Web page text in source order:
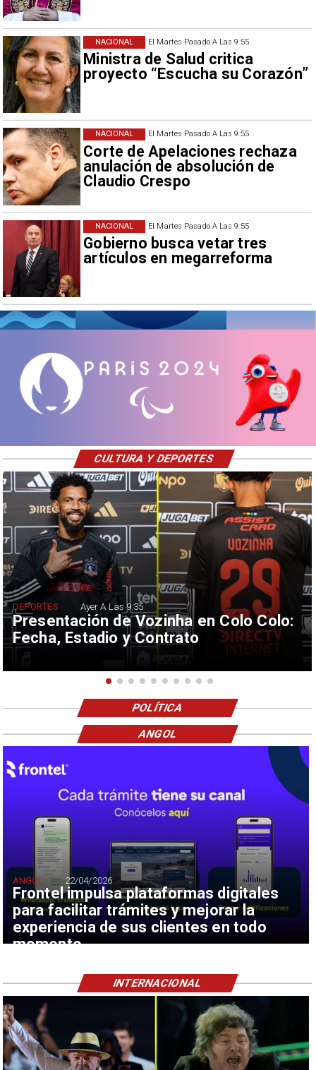
El Martes Pasado A Las 9:55
Ministra de Salud critica
proyecto “Escucha su Corazón”
NACIONAL
El Martes Pasado A Las 9:55
Corte de Apelaciones rechaza
anulación de absolución de
Claudio Crespo
NACIONAL
El Martes Pasado A Las 9:55
Gobierno busca vetar tres
artículos en megarreforma
NACIONAL
Presentación de Vozinha en Colo Colo:
Fecha, Estadio y Contrato
DEPORTES Ayer A Las 9:35
CULTURA Y DEPORTES
POLÍTICA
Frontel impulsa plataformas digitales
para facilitar trámites y mejorar la
experiencia de sus clientes en todo
momento
ANGOL 22/04/2026
ANGOL
INTERNACIONAL